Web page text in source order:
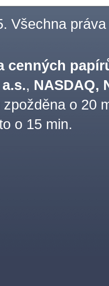
Všechna práva
cenných
, NASDAQ,
o 20
o 15 min.